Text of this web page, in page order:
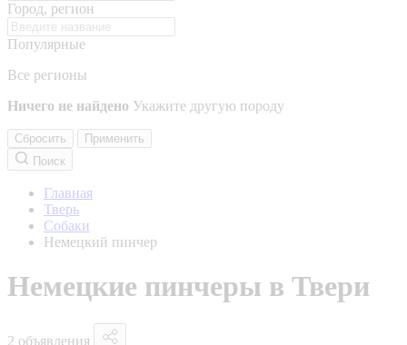
Город, регион
Популярные
Все регионы
Ничего не найдено Укажите другую породу
Сбросить
Применить
Поиск
Главная
Тверь
Собаки
Немецкий пинчер
Немецкие пинчеры в Твери
2 объявления